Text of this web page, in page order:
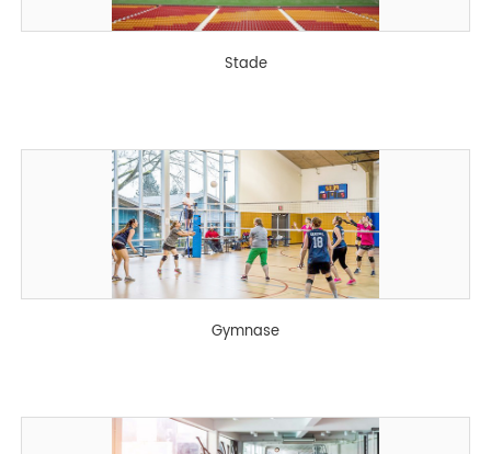
Stade
Gymnase